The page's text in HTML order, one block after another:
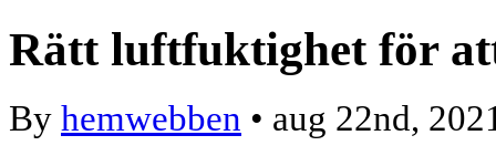
Rätt luftfuktighet för
By hemwebben • aug 22nd,